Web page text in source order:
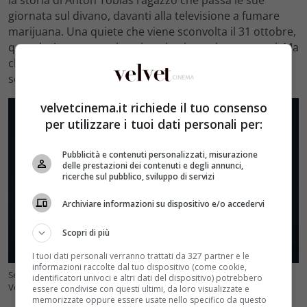
giornata sul divano, davanti alla televisione a fumare
marijuana. Una quiete che viene sconvolta il 31 ottobre,
quando Anton trova i suoi genitori morti ammazzati. Ma
chi è stato ad assassinare i due? La scoperta è
sconvolgente e darà il via all’intreccio…
Seth Green era il protagonista di Giovani Diavoli – Ansa Foto –
Velvetcinema.it
velvetcinema.it richiede il tuo consenso
per utilizzare i tuoi dati personali per:
Pubblicità e contenuti personalizzati, misurazione
delle prestazioni dei contenuti e degli annunci,
ricerche sul pubblico, sviluppo di servizi
Archiviare informazioni su dispositivo e/o accedervi
Scopri di più
I tuoi dati personali verranno trattati da 327 partner e le
informazioni raccolte dal tuo dispositivo (come cookie,
identificatori univoci e altri dati del dispositivo) potrebbero
essere condivise con questi ultimi, da loro visualizzate e
memorizzate oppure essere usate nello specifico da questo